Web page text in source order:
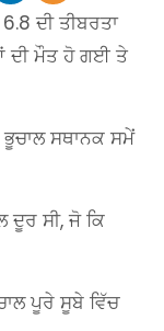
ਦੀ ਤੀਬਰਤਾ
ਦੀ ਮੌਤ ਹੋ ਗਈ ਤੇ
ਸਥਾਨਕ ਸਮੇਂ
ਦੂਰ ਸੀ, ਜੋ ਕਿ
ਪੂਰੇ ਸੂਬੇ ਵਿੱਚ